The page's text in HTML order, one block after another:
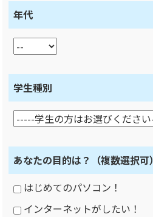
年代
学生種別
あなたの目的は？
（複数選択可）
はじめてのパソコン！
インターネットがしたい！